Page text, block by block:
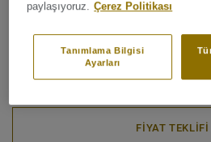
Karbon ayak izi
2
PROJEM KARBON
FİYAT
paylaşıyoruz. Çerez Politikası
Tanımlama Bilgisi
Ayarları